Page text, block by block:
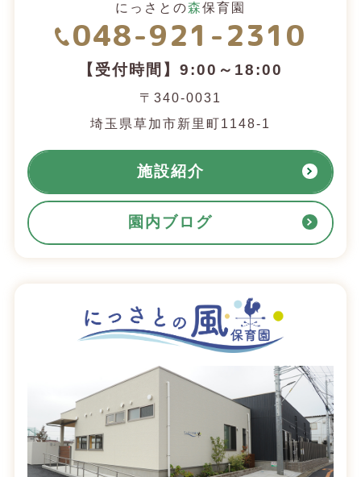
にっさとの森保育園
048-921-2310
【受付時間】9:00～18:00
〒340-0031
埼玉県草加市新里町1148-1
施設紹介
園内ブログ